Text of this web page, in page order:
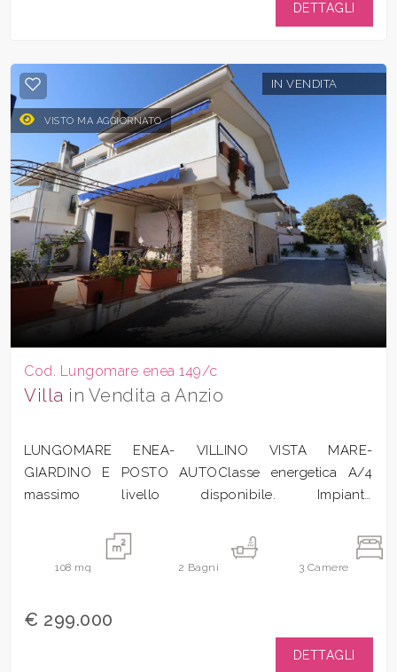
DETTAGLI
IN VENDITA
VISTO MA AGGIORNATO
Cod. Lungomare enea 149/c
Villa in Vendita a Anzio
LUNGOMARE ENEA- VILLINO VISTA MARE-
GIARDINO E POSTO AUTOClasse energetica A/4
massimo livello disponibile. Impianto
108 mq 2 Bagni 3 Camere
€ 299.000
DETTAGLI